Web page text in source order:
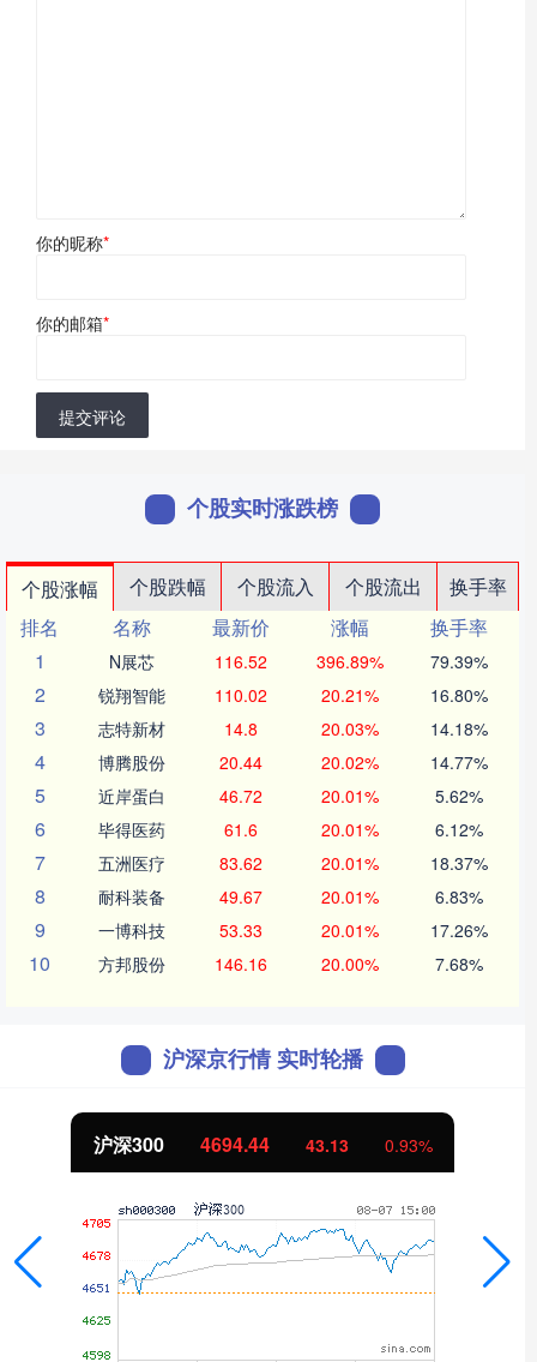
你的昵称*
你的邮箱*
提交评论
个股实时涨跌榜
个股涨幅 个股跌幅 个股流入 个股流出
换手率
排名
名称 最新价 涨幅
换手率
1
N展芯 116.52 396.89% 79.39%
2 锐翔智能 110.02 20.21% 16.80%
3 志特新材 14.8 20.03% 14.18%
4 博腾股份 20.44 20.02% 14.77%
5 近岸蛋白 46.72 20.01% 5.62%
6 毕得医药 61.6 20.01% 6.12%
7 五洲医疗 83.62 20.01% 18.37%
8 耐科装备 49.67 20.01% 6.83%
9 一博科技 53.33 20.01% 17.26%
10 方邦股份 146.16 20.00% 7.68%
沪深京行情 实时轮播
北证50 1134.24 11.37 1.01%